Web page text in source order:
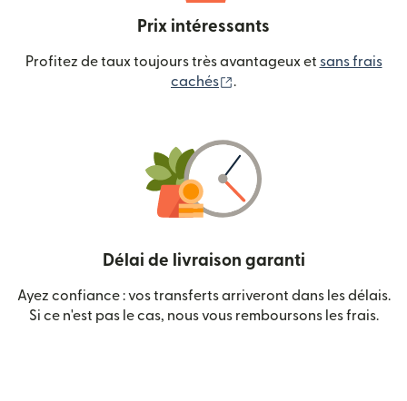
Prix intéressants
Profitez de taux toujours très avantageux et sans frais
cachés
.
Délai de livraison garanti
Ayez confiance : vos transferts arriveront dans les délais.
Si ce n'est pas le cas, nous vous remboursons les frais.